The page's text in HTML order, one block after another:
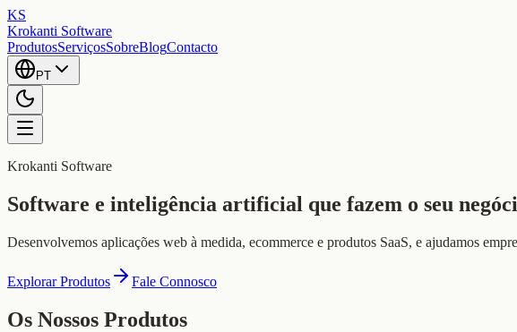
KS
Krokanti Software
ProdutosServiçosSobreBlogContacto
PT
Krokanti Software
Software e inteligência artificial que fazem o seu
Desenvolvemos aplicações web à medida, ecommerce e produtos SaaS, e ajudamos
Explorar Produtos Fale Connosco
Os Nossos Produtos